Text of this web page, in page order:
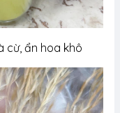
cừ, ẩn hoa khô